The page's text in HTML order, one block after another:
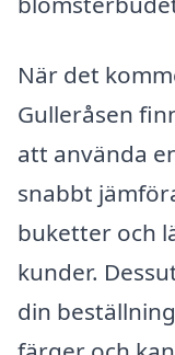
När det
Gulleråsen
att använda
snabbt
buketter och
kunder.
din